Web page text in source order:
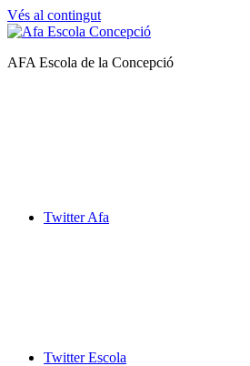
Vés al contingut
Afa
AFA Escola de la Concepció
Twitter Afa
Twitter Escola